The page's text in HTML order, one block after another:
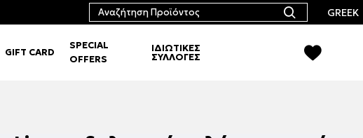
GREEK
GIFT CARD
SPECIAL
OFFERS
ΙΔΙΩΤΙΚΕΣ
ΣΥΛΛΟΓΕΣ